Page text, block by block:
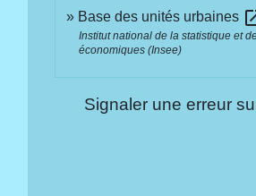
Base des unités urbaines
Institut national de la statistique et
économiques (Insee)
Signaler une erreur